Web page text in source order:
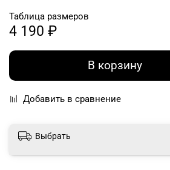
Таблица размеров
4 190 ₽
В корзину
Добавить в сравнение
Выбрать